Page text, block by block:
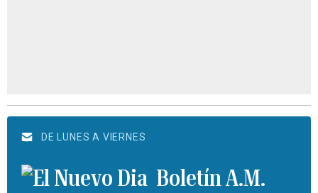
DE LUNES A VIERNES
Boletín A.M.